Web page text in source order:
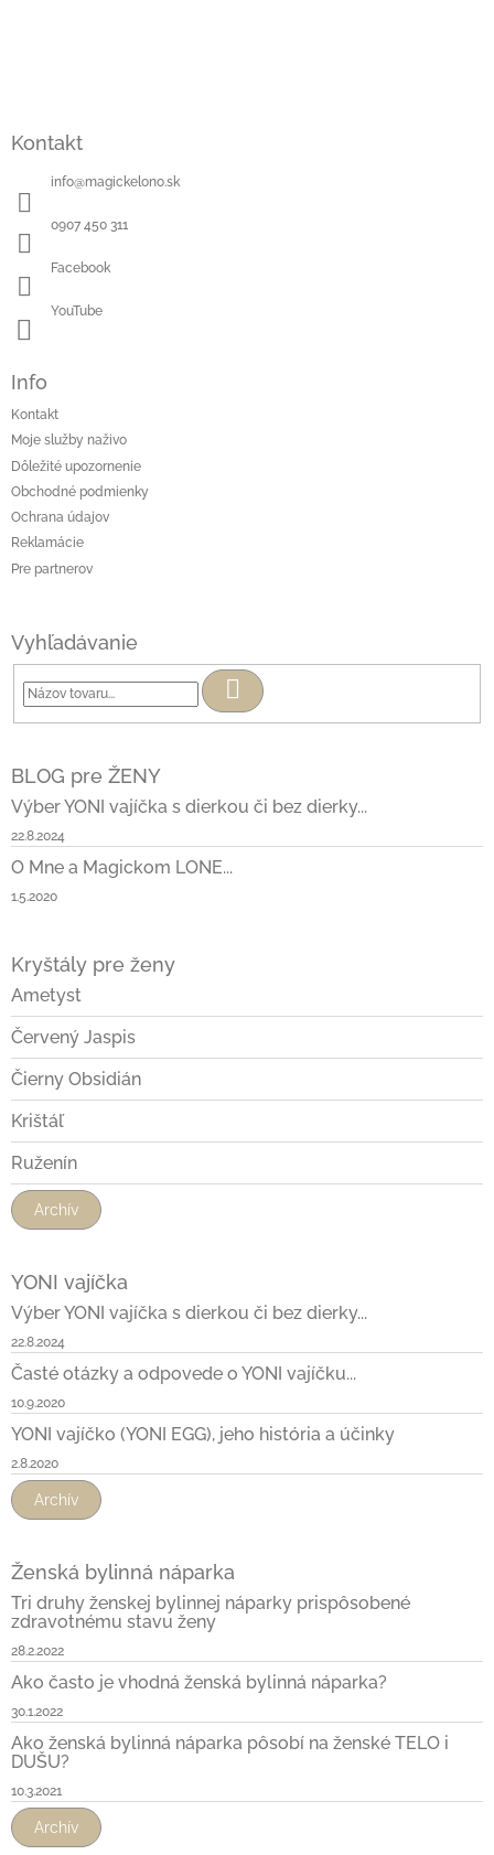
Kontakt
info@magickelono.sk
0907 450 311
Facebook
YouTube
Info
Kontakt
Moje služby naživo
Dôležité upozornenie
Obchodné podmienky
Ochrana údajov
Reklamácie
Pre partnerov
Vyhľadávanie
Hľadať
BLOG pre ŽENY
Výber YONI vajíčka s dierkou či bez dierky...
22.8.2024
O Mne a Magickom LONE...
1.5.2020
Kryštály pre ženy
Ametyst
Červený Jaspis
Čierny Obsidián
Krištáľ
Ruženín
Archív
YONI vajíčka
Výber YONI vajíčka s dierkou či bez dierky...
22.8.2024
Časté otázky a odpovede o YONI vajíčku...
10.9.2020
YONI vajíčko (YONI EGG), jeho história a účinky
2.8.2020
Archív
Ženská bylinná náparka
Tri druhy ženskej bylinnej náparky prispôsobené
zdravotnému stavu ženy
28.2.2022
Ako často je vhodná ženská bylinná náparka?
30.1.2022
Ako ženská bylinná náparka pôsobí na ženské TELO i
DUŠU?
10.3.2021
Archív